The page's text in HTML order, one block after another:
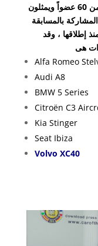
صحافى السيارات المحترفين التى تتكون من 60 عضواً ويمثلون
بالمسابقة
وحدة منها منذ إطلاقها ، وقد
هى
Alfa Romeo
Audi A8
BMW 5 Series
Citroën C3
Kia Stinger
Seat Ibiza
Volvo XC40